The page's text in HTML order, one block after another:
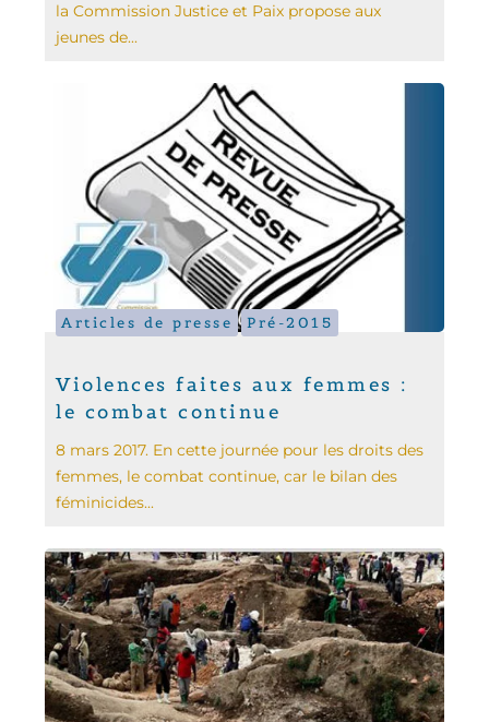
la Commission Justice et Paix propose aux
jeunes de...
Articles de presse Pré-2015
Violences faites aux femmes :
le combat continue
8 mars 2017. En cette journée pour les droits des
femmes, le combat continue, car le bilan des
féminicides...